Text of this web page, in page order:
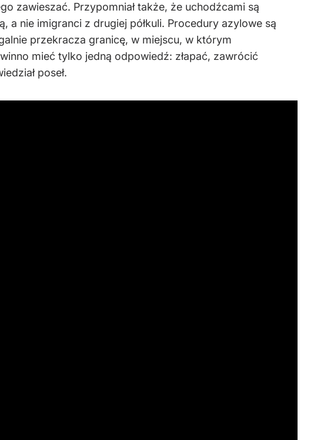
zawieszać. Przypomniał także, że uchodźcami są
nie imigranci z drugiej półkuli. Procedury azylowe są
przekracza granicę, w miejscu, w którym
mieć tylko jedną odpowiedź: złapać, zawrócić
poseł.